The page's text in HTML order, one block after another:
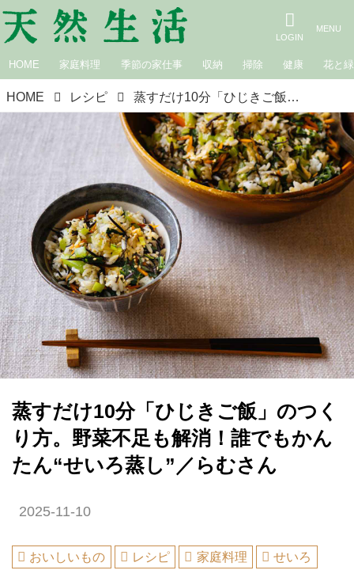
HOME 家庭料理 季節の家仕事 収納 掃除 健康 花と緑
HOME レシピ 蒸すだけ10分「ひじきご飯」のつくり方。野菜不足も解消！誰でもかんたん“せいろ蒸し”／らむさん
蒸すだけ10分「ひじきご飯」のつく
り方。野菜不足も解消！誰でもかん
たん“せいろ蒸し”／らむさん
2025-11-10
おいしいもの レシピ 家庭料理 せいろ